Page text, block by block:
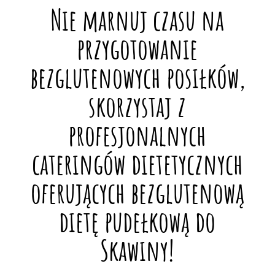
Nie marnuj czasu na
przygotowanie
bezglutenowych posiłków,
skorzystaj z
profesjonalnych
cateringów dietetycznych
oferujących bezglutenową
dietę pudełkową do
Skawiny!